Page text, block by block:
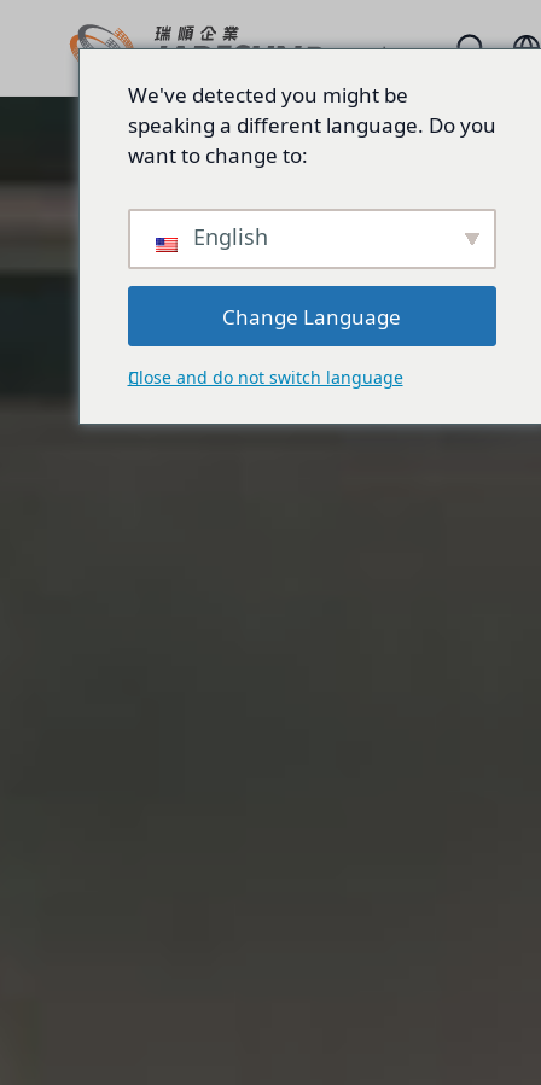
We've detected you might be
speaking a different language. Do you
want to change to:
English
Change Language
Close and do not switch language